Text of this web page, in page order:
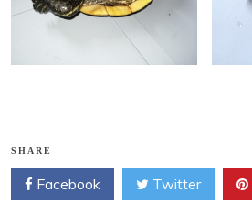
SHARE
Facebook Twitter